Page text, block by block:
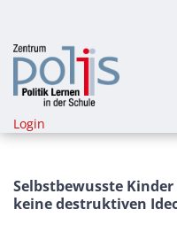
Login
Selbstbewusste
keine destruktiven